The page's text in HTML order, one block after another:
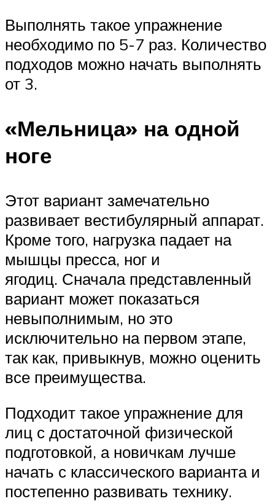
Выполнять такое упражнение
необходимо по 5-7 раз. Количество
подходов можно начать выполнять
от 3.
«Мельница» на одной
ноге
Этот вариант замечательно
развивает вестибулярный аппарат.
Кроме того, нагрузка падает на
мышцы пресса, ног и
ягодиц. Сначала представленный
вариант может показаться
невыполнимым, но это
исключительно на первом этапе,
так как, привыкнув, можно оценить
все преимущества.
Подходит такое упражнение для
лиц с достаточной физической
подготовкой, а новичкам лучше
начать с классического варианта и
постепенно развивать технику.